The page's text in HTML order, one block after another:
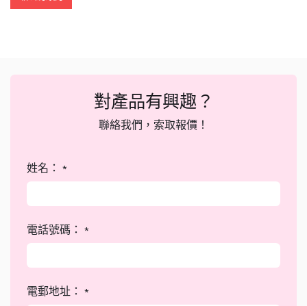
對產品有興趣？
聯絡我們，索取報價！
姓名： *
電話號碼： *
電郵地址： *